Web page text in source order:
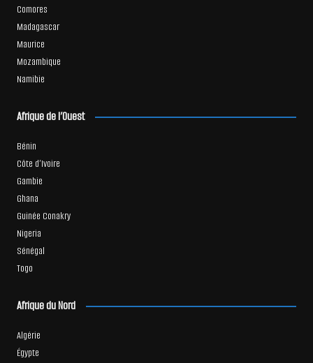
Comores
Madagascar
Maurice
Mozambique
Namibie
Afrique de l’Ouest
Bénin
Côte d’Ivoire
Gambie
Ghana
Guinée Conakry
Nigeria
Sénégal
Togo
Afrique du Nord
Algérie
Égypte